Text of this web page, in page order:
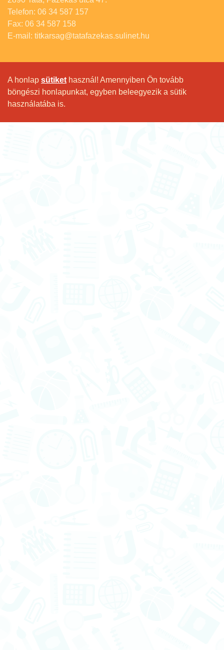
Telefon: 06 34 587 157
Fax: 06 34 587 158
E-mail: titkarsag@tatafazekas.sulinet.hu
A honlap sütiket használ! Amennyiben Ön tovább
böngészi honlapunkat, egyben beleegyezik a sütik
használatába is.